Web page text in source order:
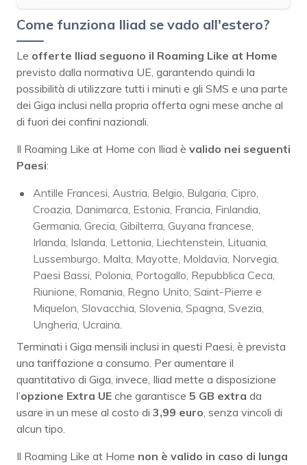
Come funziona Iliad se vado all'estero?
Le offerte Iliad seguono il Roaming Like at Home
previsto dalla normativa UE, garantendo quindi la
possibilità di utilizzare tutti i minuti e gli SMS e una parte
dei Giga inclusi nella propria offerta ogni mese anche al
di fuori dei confini nazionali.
Il Roaming Like at Home con Iliad è valido nei seguenti
Paesi:
Antille Francesi, Austria, Belgio, Bulgaria, Cipro,
Croazia, Danimarca, Estonia, Francia, Finlandia,
Germania, Grecia, Gibilterra, Guyana francese,
Irlanda, Islanda, Lettonia, Liechtenstein, Lituania,
Lussemburgo, Malta, Mayotte, Moldavia, Norvegia,
Paesi Bassi, Polonia, Portogallo, Repubblica Ceca,
Riunione, Romania, Regno Unito, Saint-Pierre e
Miquelon, Slovacchia, Slovenia, Spagna, Svezia,
Ungheria, Ucraina.
Terminati i Giga mensili inclusi in questi Paesi, è prevista
una tariffazione a consumo. Per aumentare il
quantitativo di Giga, invece, Iliad mette a disposizione
l’opzione Extra UE che garantisce 5 GB extra da
usare in un mese al costo di 3,99 euro , senza vincoli di
alcun tipo.
Il Roaming Like at Home non è valido in caso di lunga